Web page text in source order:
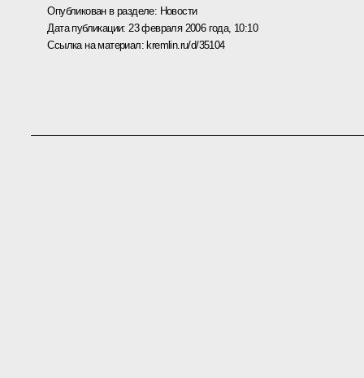
Опубликован в разделе: Новости
Дата публикации: 23 февраля 2006 года, 10:10
Ссылка на материал:kremlin.ru/d/35104